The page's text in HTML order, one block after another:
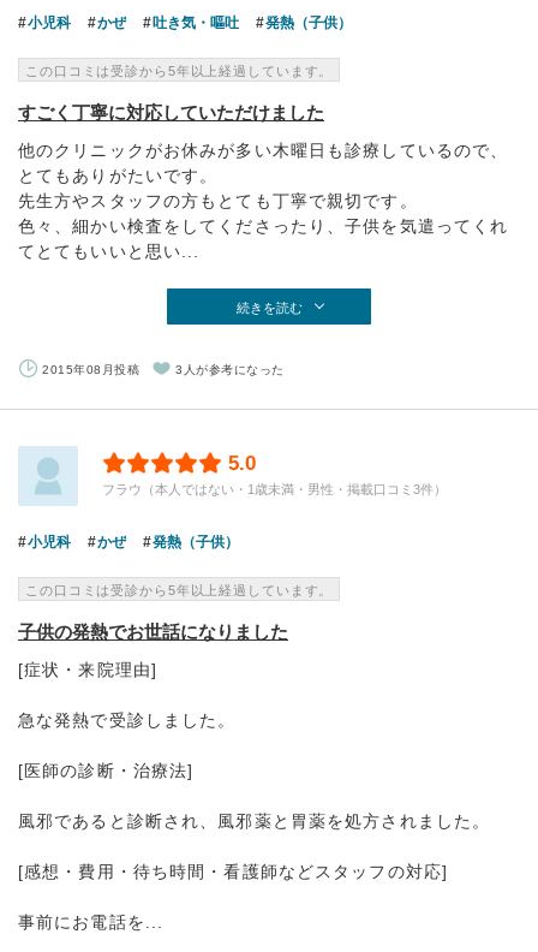
小児科 かぜ 吐き気・嘔吐 発熱（子供）
この口コミは受診から5年以上経過しています。
すごく丁寧に対応していただけました
他のクリニックがお休みが多い木曜日も診療しているので、
とてもありがたいです。
先生方やスタッフの方もとても丁寧で親切です。
色々、細かい検査をしてくださったり、子供を気遣ってくれ
てとてもいいと思い...
続きを読む
2015年08月投稿 3人が参考になった
5.0
フラウ（本人ではない・1歳未満・男性・掲載口コミ3件）
小児科 かぜ 発熱（子供）
この口コミは受診から5年以上経過しています。
子供の発熱でお世話になりました
[症状・来院理由]
急な発熱で受診しました。
[医師の診断・治療法]
風邪であると診断され、風邪薬と胃薬を処方されました。
[感想・費用・待ち時間・看護師などスタッフの対応]
事前にお電話を...